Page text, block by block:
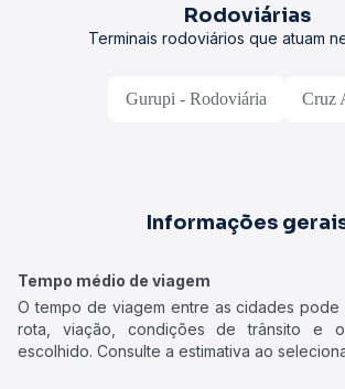
Rodoviárias
Terminais rodoviários que atuam
Gurupi - Rodoviária Cruz
Informações
Tempo médio de viagem
O tempo de viagem entre as cidades pode
rota, viação, condições de trânsito e
escolhido. Consulte a estimativa ao